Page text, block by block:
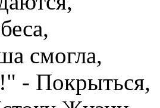
смогла,
- Покрыться,